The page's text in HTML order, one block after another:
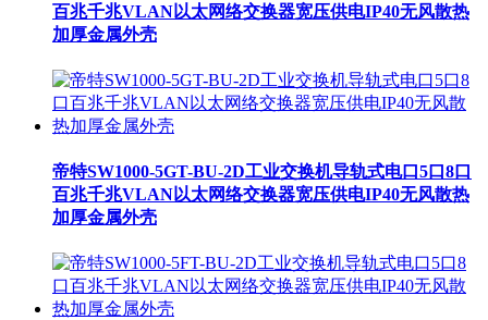
百兆千兆VLAN以太网络交换器宽压供电IP40无风散热
加厚金属外壳
帝特SW1000-5GT-BU-2D工业交换机导轨式电口5口8口
百兆千兆VLAN以太网络交换器宽压供电IP40无风散热
加厚金属外壳